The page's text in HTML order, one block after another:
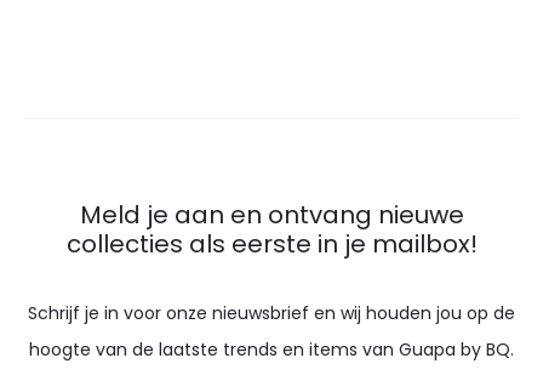
Meld je aan en ontvang nieuwe
collecties als eerste in je mailbox!
Schrijf je in voor onze nieuwsbrief en wij houden jou op de
hoogte van de laatste trends en items van Guapa by BQ.